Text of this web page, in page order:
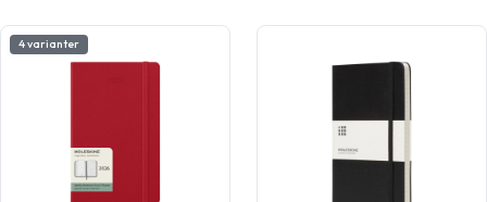
tilgængeligt foran, bagpå og
indersiden af omslag.
størrelser (25/50/100 ark).
4 varianter